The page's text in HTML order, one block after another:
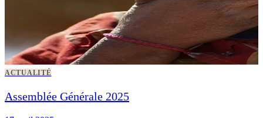
ACTUALITÉ
Assemblée Générale 2025